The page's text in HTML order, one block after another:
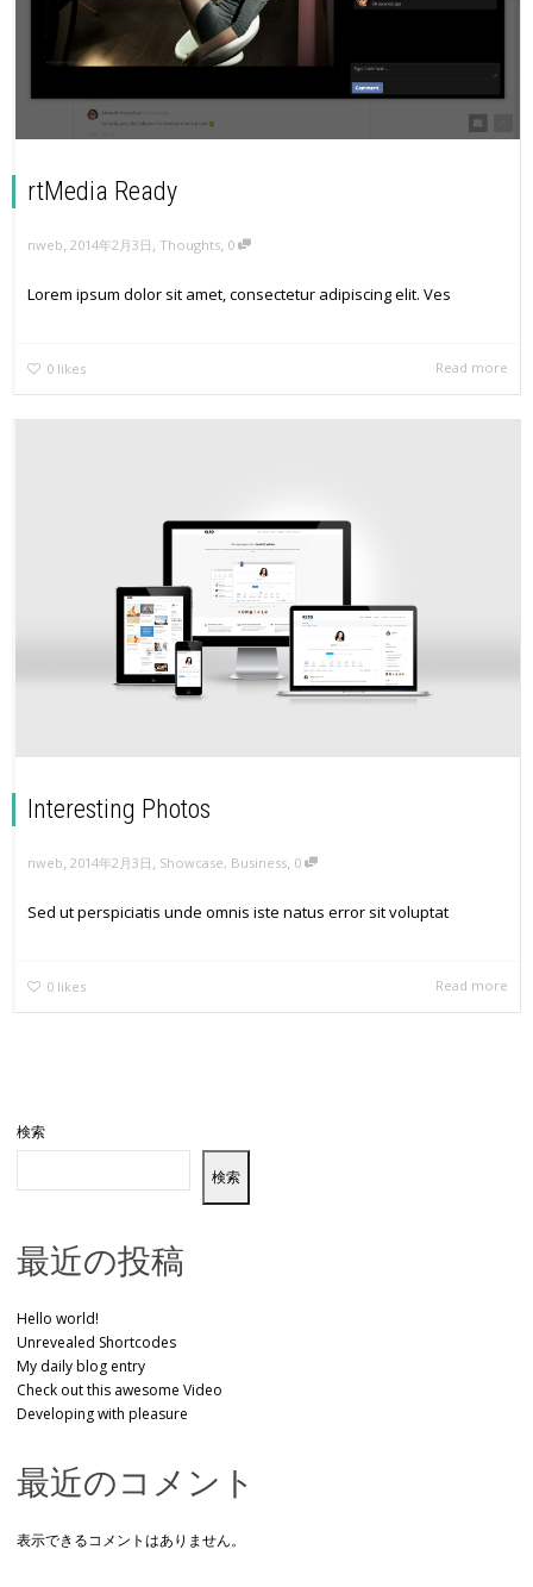
rtMedia Ready
nweb, 2014年2月3日 , Thoughts, 0
Lorem ipsum dolor sit amet, consectetur adipiscing elit. Ves
0 likes Read more
Interesting Photos
nweb, 2014年2月3日 , Showcase, Business, 0
Sed ut perspiciatis unde omnis iste natus error sit voluptat
0 likes Read more
検索
検索
最近の投稿
Hello world!
Unrevealed Shortcodes
My daily blog entry
Check out this awesome Video
Developing with pleasure
最近のコメント
表示できるコメントはありません。